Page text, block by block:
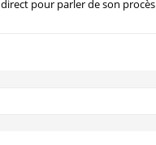
direct pour parler de son procès